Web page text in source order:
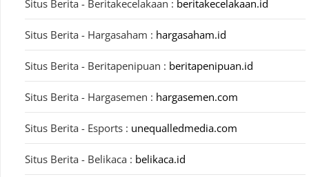
Situs Berita - Beritakecelakaan : beritakecelakaan.id
Situs Berita - Hargasaham : hargasaham.id
Situs Berita - Beritapenipuan : beritapenipuan.id
Situs Berita - Hargasemen : hargasemen.com
Situs Berita - Esports : unequalledmedia.com
Situs Berita - Belikaca : belikaca.id